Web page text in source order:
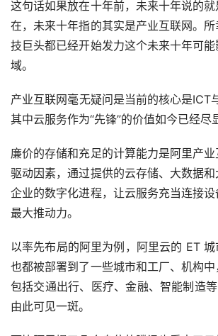
这句话如果放在十年前，未来十年说的
在，未来十年指的其实是产业互联网。
技巨头都已经开始发力这个未来十年可
域。
产业互联网毫无疑问是当前的核心是ICT
其中云服务作为“先锋”的价值如今已经尽
廉价的存储和充足的计算能力是阿里产
驱动因素，通过提供的云存储、大数据
企业的数字化进程，让云服务充当连接
最大推动力。
以率先布局的阿里为例，阿里云的 ET
也都被部署到了一些城市和工厂、机构
包括交通出行、医疗、金融、智能制造
由此可见一斑。